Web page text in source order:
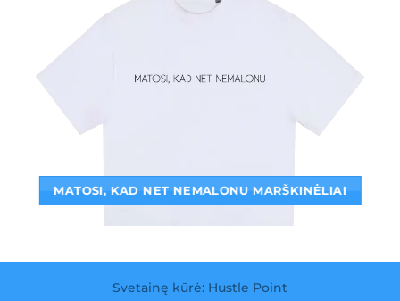
MATOSI, KAD NET NEMALONU MARŠKINĖLIAI
Svetainę kūrė: Hustle Point